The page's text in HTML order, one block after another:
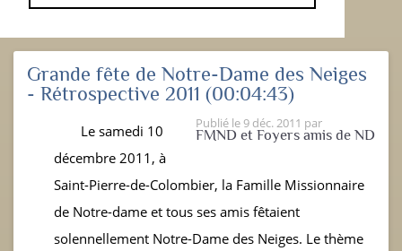
Grande fête de Notre-Dame des Neiges
- Rétrospective 2011 (00:04:43)
Publié le 9 déc. 2011 par
FMND et Foyers amis de ND
Le samedi 10
décembre 2011, à
Saint-Pierre-de-Colombier, la Famille Missionnaire
de Notre-dame et tous ses amis fêtaient
solennellement Notre-Dame des Neiges. Le thème